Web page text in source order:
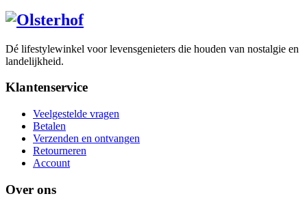
Dé lifestylewinkel voor levensgenieters die houden van nostalgie en
landelijkheid.
Klantenservice
Veelgestelde vragen
Betalen
Verzenden en ontvangen
Retourneren
Account
Over ons